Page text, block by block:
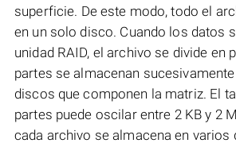
superficie. De este modo, todo el
en un solo disco. Cuando los datos
unidad RAID, el archivo se divide en
partes se almacenan
discos que componen la matriz. El
partes puede oscilar entre 2 KB y 2
cada archivo se almacena en varios